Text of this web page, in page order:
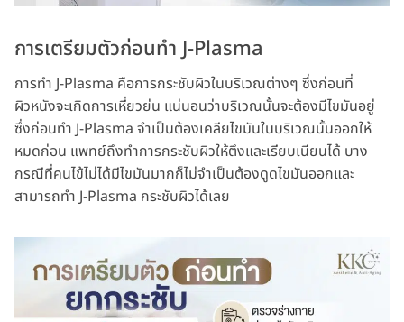
การเตรียมตัวก่อนทำ J-Plasma
การทำ J-Plasma คือการกระชับผิวในบริเวณต่างๆ ซึ่งก่อนที่
ผิวหนังจะเกิดการเหี่ยวย่น แน่นอนว่าบริเวณนั้นจะต้องมีไขมันอยู่
ซึ่งก่อนทำ J-Plasma จำเป็นต้องเคลียไขมันในบริเวณนั้นออกให้
หมดก่อน แพทย์ถึงทำการกระชับผิวให้ตึงและเรียบเนียนได้ บาง
กรณีที่คนไข้ไม่ได้มีไขมันมากก็ไม่จำเป็นต้องดูดไขมันออกและ
สามารถทำ J-Plasma กระชับผิวได้เลย